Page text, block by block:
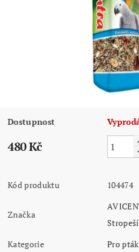
Dostupnost
480 Kč
Kód produktu 104474
Značka
Kategorie
Pro